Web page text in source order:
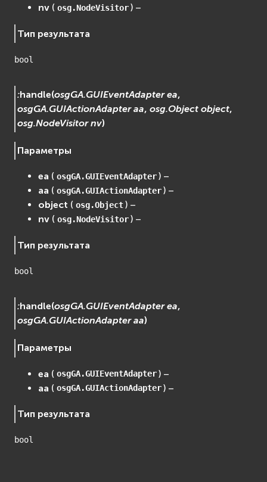
nv ( osg.NodeVisitor ) –
Тип результата
bool
:handle(osgGA.GUIEventAdapter ea,
osgGA.GUIActionAdapter aa,osg.Object object,
osg.NodeVisitor nv)
Параметры
ea ( osgGA.GUIEventAdapter ) –
aa ( osgGA.GUIActionAdapter ) –
object ( osg.Object ) –
nv ( osg.NodeVisitor ) –
Тип результата
bool
:handle(osgGA.GUIEventAdapter ea,
osgGA.GUIActionAdapter aa)
Параметры
ea ( osgGA.GUIEventAdapter ) –
aa ( osgGA.GUIActionAdapter ) –
Тип результата
bool